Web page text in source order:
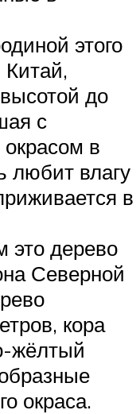
этого
Китай,
до
с
в
любит влагу
в
это дерево
Северной
кора
жёлтый
окраса.